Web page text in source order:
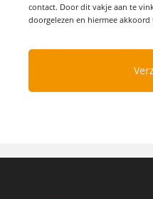
contact. Door dit vakje aan te
doorgelezen en hiermee akkoord